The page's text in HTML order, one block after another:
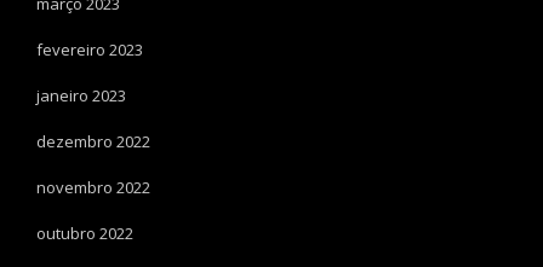
fevereiro 2023
janeiro 2023
dezembro 2022
novembro 2022
outubro 2022